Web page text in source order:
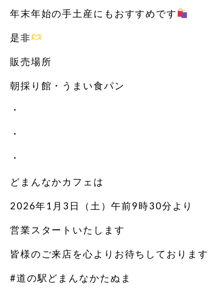
年末年始の手土産にもおすすめです
是非
販売場所
朝採り館・うまい食パン
・
・
・
どまんなかカフェは
2026年1月3日（土）午前9時30分より
営業スタートいたします︎
皆様のご来店を心よりお待ちしております
#道の駅どまんなかたぬま